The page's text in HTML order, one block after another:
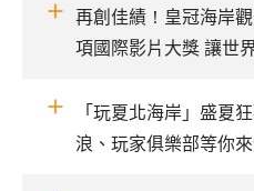
再創佳績！皇冠海岸
項國際影片大獎 讓世
「玩夏北海岸」盛夏
浪、玩家俱樂部等你來